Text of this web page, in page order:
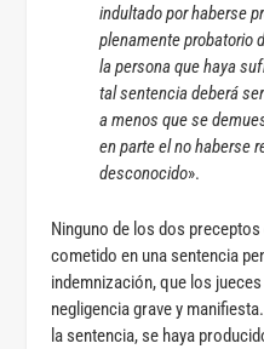
indultado por haberse
plenamente probatorio
la persona que haya
tal sentencia deberá
a menos que se
en parte el no haberse
desconocido».
Ninguno de los dos
cometido en una sentencia
indemnización, que los
negligencia grave y
la sentencia, se haya